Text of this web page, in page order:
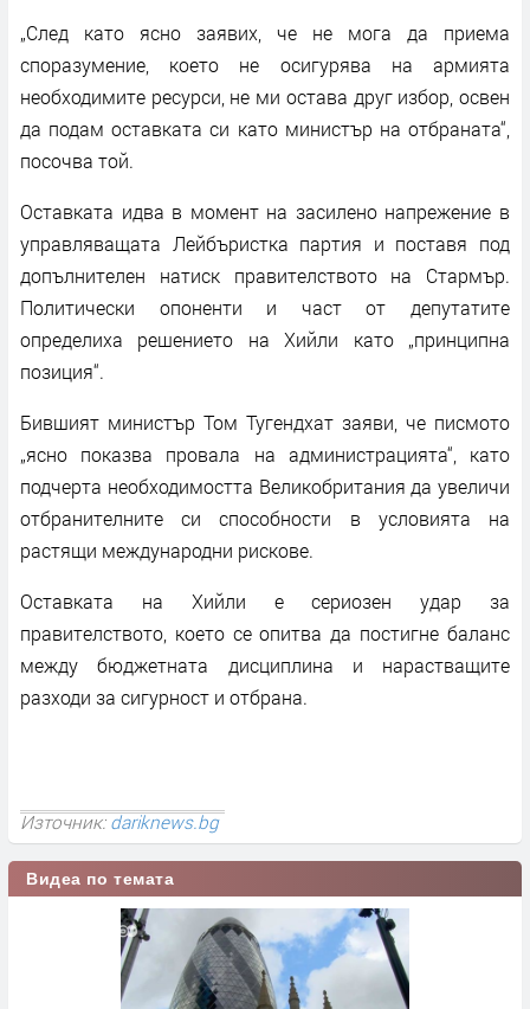
„След като ясно заявих, че не мога да приема
споразумение, което не осигурява на армията
необходимите ресурси, не ми остава друг избор, освен
да подам оставката си като министър на отбраната“,
посочва той.
Оставката идва в момент на засилено напрежение в
управляващата Лейбъристка партия и поставя под
допълнителен натиск правителството на Стармър.
Политически опоненти и част от депутатите
определиха решението на Хийли като „принципна
позиция“.
Бившият министър Том Тугендхат заяви, че писмото
„ясно показва провала на администрацията“, като
подчерта необходимостта Великобритания да увеличи
отбранителните си способности в условията на
растящи международни рискове.
Оставката на Хийли е сериозен удар за
правителството, което се опитва да постигне баланс
между бюджетната дисциплина и нарастващите
разходи за сигурност и отбрана.
Източник:dariknews.bg
Видеа по темата